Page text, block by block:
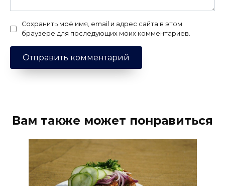
Сохранить моё имя, email и адрес сайта в этом
браузере для последующих моих комментариев.
Вам также может понравиться